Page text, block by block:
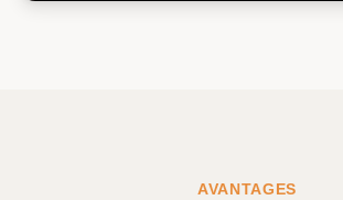
AVANTAGES